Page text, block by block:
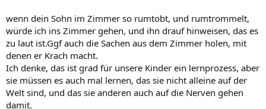
wenn dein Sohn im Zimmer so rumtobt, und rumtrommelt,
würde ich ins Zimmer gehen, und ihn drauf hinweisen, das es
zu laut ist.Ggf auch die Sachen aus dem Zimmer holen, mit
denen er Krach macht.
Ich denke, das ist grad für unsere Kinder ein lernprozess, aber
sie müssen es auch mal lernen, das sie nicht alleine auf der
Welt sind, und das sie anderen auch auf die Nerven gehen
damit.